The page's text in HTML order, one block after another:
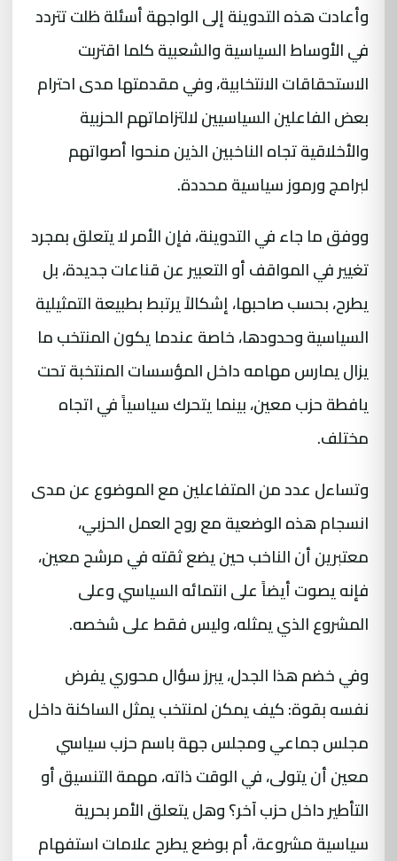
وأعادت هذه التدوينة إلى الواجهة أسئلة ظلت تتردد
في الأوساط السياسية والشعبية كلما اقتربت
الاستحقاقات الانتخابية، وفي مقدمتها مدى احترام
بعض الفاعلين السياسيين لالتزاماتهم الحزبية
والأخلاقية تجاه الناخبين الذين منحوا أصواتهم
لبرامج ورموز سياسية محددة.
ووفق ما جاء في التدوينة، فإن الأمر لا يتعلق بمجرد
تغيير في المواقف أو التعبير عن قناعات جديدة، بل
يطرح، بحسب صاحبها، إشكالاً يرتبط بطبيعة التمثيلية
السياسية وحدودها، خاصة عندما يكون المنتخب ما
يزال يمارس مهامه داخل المؤسسات المنتخبة تحت
يافطة حزب معين، بينما يتحرك سياسياً في اتجاه
مختلف.
وتساءل عدد من المتفاعلين مع الموضوع عن مدى
انسجام هذه الوضعية مع روح العمل الحزبي،
معتبرين أن الناخب حين يضع ثقته في مرشح معين،
فإنه يصوت أيضاً على انتمائه السياسي وعلى
المشروع الذي يمثله، وليس فقط على شخصه.
وفي خضم هذا الجدل، يبرز سؤال محوري يفرض
نفسه بقوة: كيف يمكن لمنتخب يمثل الساكنة داخل
مجلس جماعي ومجلس جهة باسم حزب سياسي
معين أن يتولى، في الوقت ذاته، مهمة التنسيق أو
التأطير داخل حزب آخر؟ وهل يتعلق الأمر بحرية
سياسية مشروعة، أم بوضع يطرح علامات استفهام